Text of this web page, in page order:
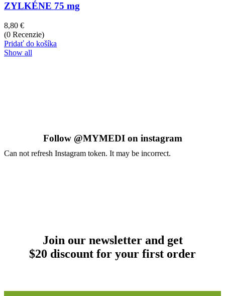
ZYLKÉNE 75 mg
8,80 €
(0 Recenzie)
Pridať do košíka
Show all
Follow @MYMEDIon instagram
Can not refresh Instagram token. It may be incorrect.
Join our newsletter and get
$20 discount for your first order